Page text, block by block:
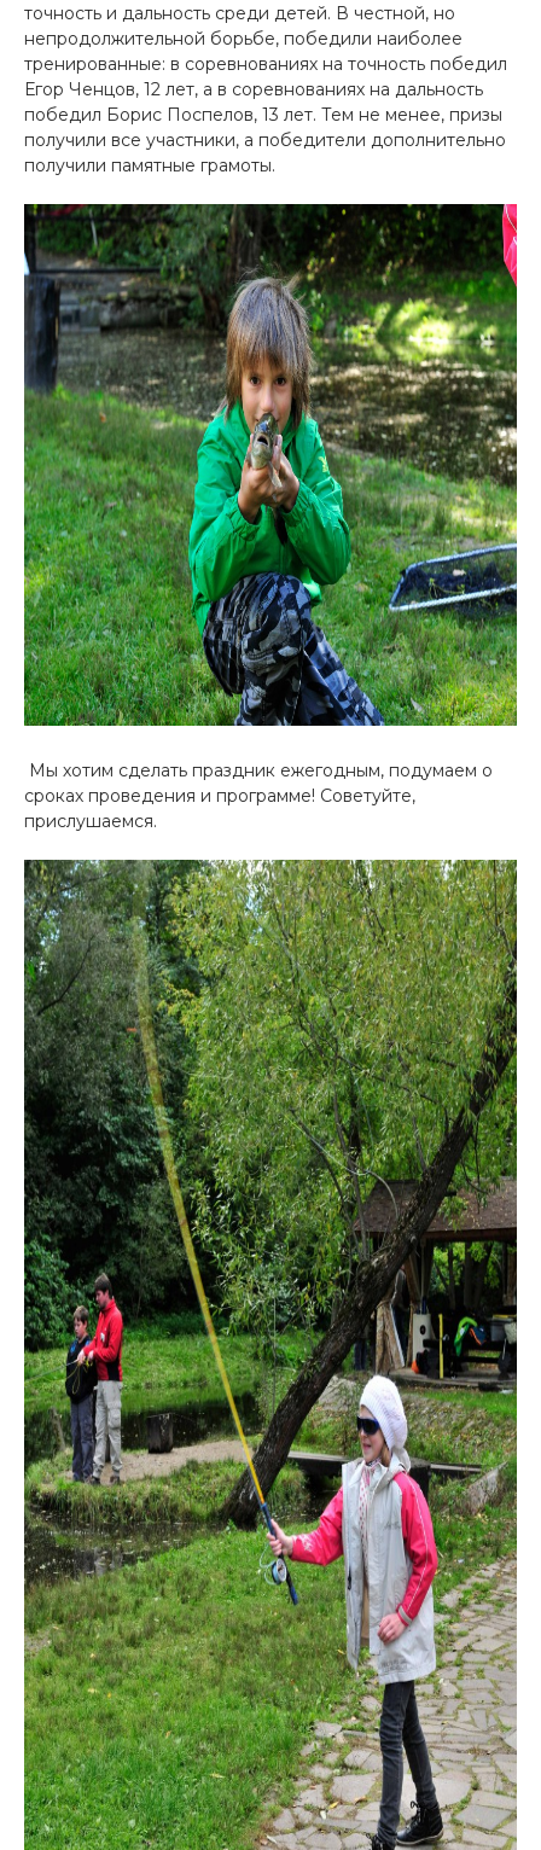
точность и дальность среди детей. В честной, но
непродолжительной борьбе, победили наиболее
тренированные: в соревнованиях на точность победил
Егор Ченцов, 12 лет, а в соревнованиях на дальность
победил Борис Поспелов, 13 лет. Тем не менее, призы
получили все участники, а победители дополнительно
получили памятные грамоты.
Мы хотим сделать праздник ежегодным, подумаем о
сроках проведения и программе! Советуйте,
прислушаемся.